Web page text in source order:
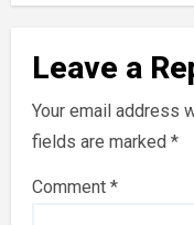
Leave a
Your email address
fields are marked*
Comment*